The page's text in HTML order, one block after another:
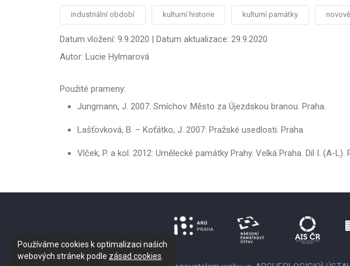
industriální období kulturní historie kulturní památky
Datum vložení: 9.9.2020 | Datum aktualizace: 29.9.2020
Autor: Lucie Hylmarová
Použité prameny:
Jungmann, J. 2007: Smíchov. Město za Újezdskou branou. Praha.
Lašťovková, B. – Koťátko, J. 2007: Pražské usedlosti. Praha.
Vlček, P. a kol. 2012: Umělecké památky Prahy. Velká Praha. Díl I. (A-L).
Používáme cookies k optimalizaci našich
webových stránek podle zásad cookies